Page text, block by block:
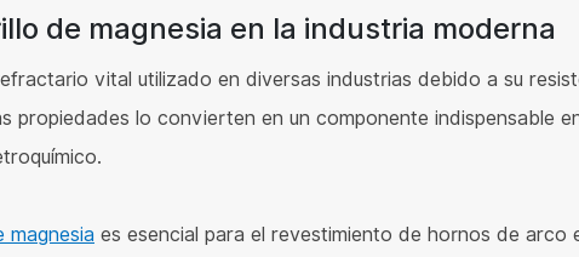
de magnesia en la industria moderna
vital utilizado en diversas industrias debido a su
propiedades lo convierten en un componente indispensable
magnesia es esencial para el revestimiento de hornos de